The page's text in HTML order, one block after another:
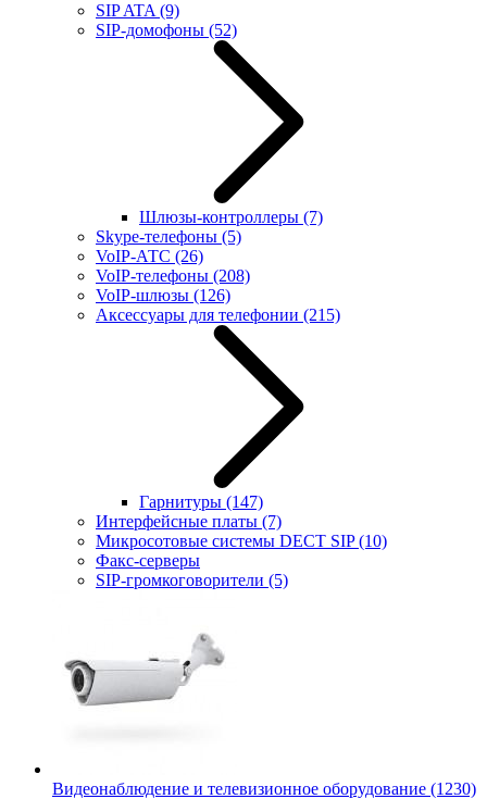
SIP ATA (9)
SIP-домофоны (52)
Шлюзы-контроллеры (7)
Skype-телефоны (5)
VoIP-АТС (26)
VoIP-телефоны (208)
VoIP-шлюзы (126)
Аксессуары для телефонии (215)
Гарнитуры (147)
Интерфейсные платы (7)
Микросотовые системы DECT SIP(10)
Факс-серверы
SIP-громкоговорители (5)
Видеонаблюдение и телевизионное оборудование (1230)